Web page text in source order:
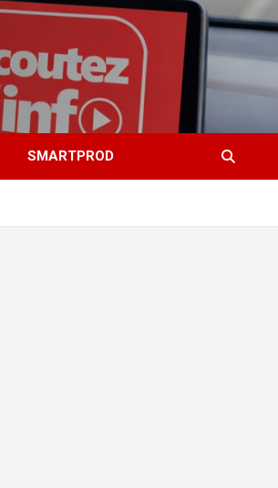
SMARTPROD